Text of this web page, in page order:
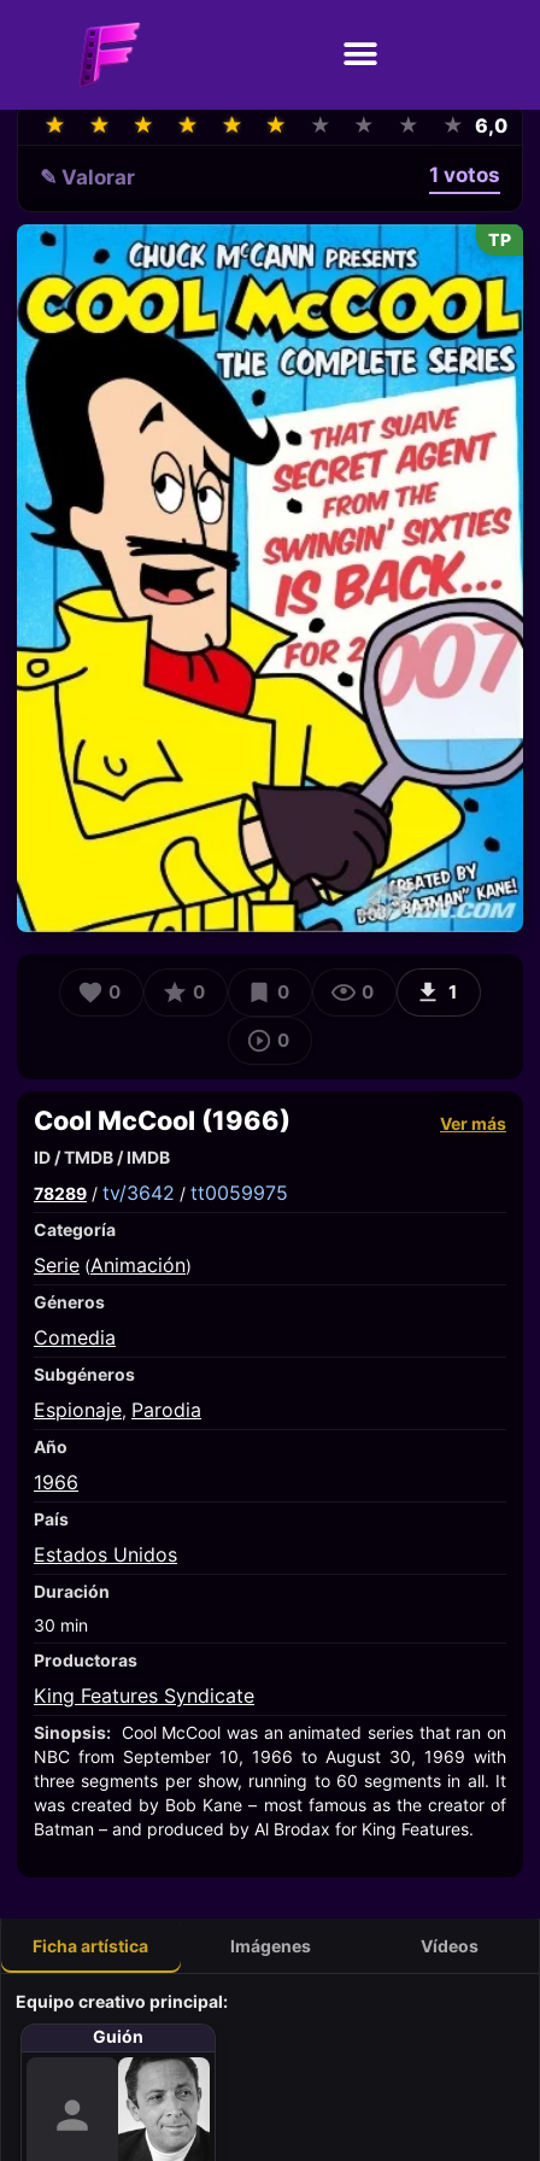
★
★ ★
★ ★
★ ★
★ ★
★ ★
★ ★
★ ★
★ ★
★ ★
★ 6,0
✎ Valorar 1 votos
TP
0 0 0 0 1
0
Cool McCool (1966)
Ver más
ID / TMDB / IMDB
78289 / tv/3642 / tt0059975
Categoría
Serie (Animación)
Géneros
Comedia
Subgéneros
Espionaje, Parodia
Año
1966
País
Estados Unidos
Duración
30 min
Productoras
King Features Syndicate
Sinopsis: Cool McCool was an animated series that ran on
NBC from September 10, 1966 to August 30, 1969 with
three segments per show, running to 60 segments in all. It
was created by Bob Kane – most famous as the creator of
Batman – and produced by Al Brodax for King Features.
Ficha artística Imágenes Vídeos
Equipo creativo principal:
Guión